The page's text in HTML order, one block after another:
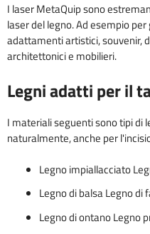
I laser MetaQuip sono
laser del legno. Ad esempio
adattamenti artistici, souvenir,
architettonici e mobilieri.
Legni adatti per il
I materiali seguenti sono tipi di
naturalmente, anche per
Legno impiallacciato
Legno di balsa Legno di
Legno di ontano Legno